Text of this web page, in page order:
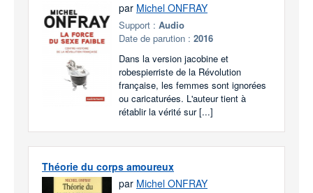
par Michel ONFRAY
Support : Audio
Date de parution : 2016
Dans la version jacobine et
robespierriste de la Révolution
française, les femmes sont ignorées
ou caricaturées. L'auteur tient à
rétablir la vérité sur [...]
Théorie du corps amoureux
par Michel ONFRAY